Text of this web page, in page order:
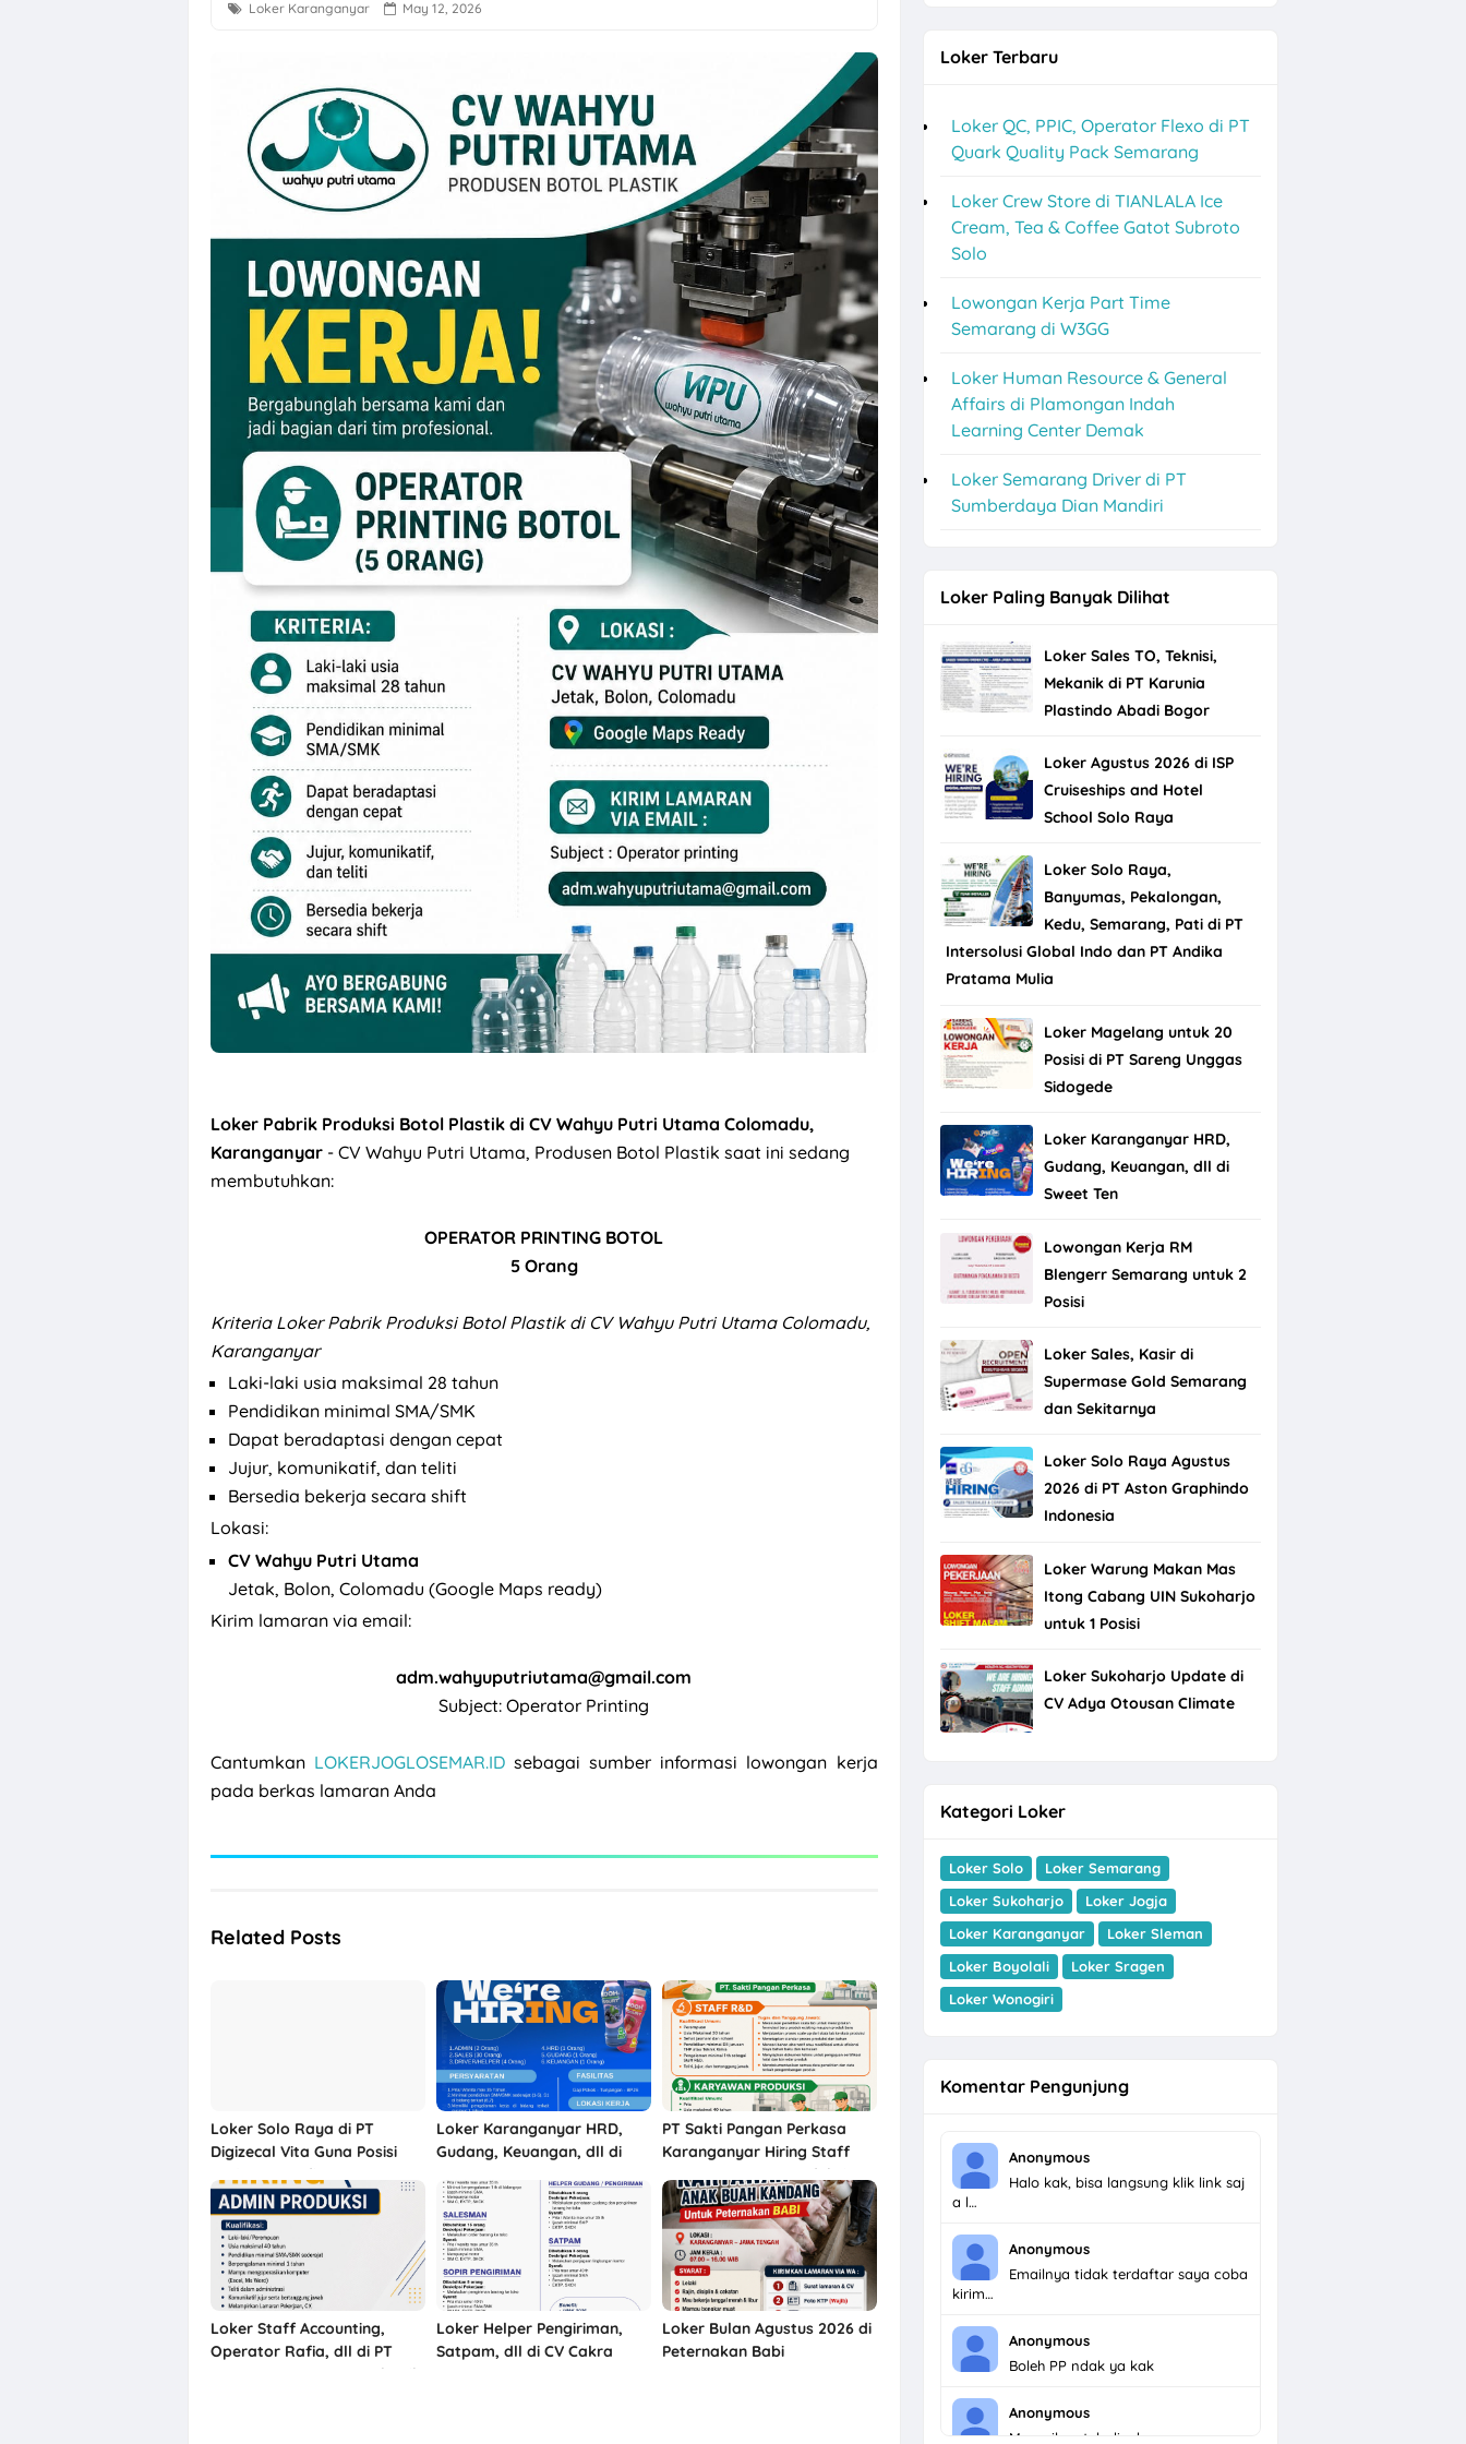
Loker Solo Raya Lulusan S1 di Cerita Rasa Catering & Meeting Room
Loker Bali Driver, Helper, Admin Cabang & Backup di PT Indonesia Plafon Semesta
Loker Agustus 2026 di Astra Daihatsu Klaten & Solo
Loker Karanganyar HRD, Gudang, Keuangan, dll di Sweet Ten
Lowongan Kerja F&B Solo dan Sukoharjo di Es Teh Mas Karebet
Loker Solo Bulan Agustus 2026 di Kosi Kost
Loker Pabrik Pipa PVC Sukoharjo di PT Damai Global Synergy
Lowongan Kerja 10 Posisi di Candi Elektronik Sukoharjo
Loker Pecel Pepe Semarang Posisi Crew Outlet
Loker Sukoharjo untuk 2 Posisi di Chery Solo Baru (PT Pradipta Cakra Buana)
Lowongan Kerja Anak Panah Kopi Yogyakarta untuk 2 Posisi
Loker Karanganyar May 12, 2026
Loker Pabrik Produksi Botol Plastik di CV Wahyu Putri Utama Colomadu,
Karanganyar - CV Wahyu Putri Utama, Produsen Botol Plastik saat ini sedang
membutuhkan:
OPERATOR PRINTING BOTOL
5 Orang
Kriteria Loker Pabrik Produksi Botol Plastik di CV Wahyu Putri Utama Colomadu,
Karanganyar
Laki-laki usia maksimal 28 tahun
Pendidikan minimal SMA/SMK
Dapat beradaptasi dengan cepat
Jujur, komunikatif, dan teliti
Bersedia bekerja secara shift
Lokasi:
CV Wahyu Putri Utama
Jetak, Bolon, Colomadu (Google Maps ready)
Kirim lamaran via email:
adm.wahyuputriutama@gmail.com
Subject: Operator Printing
Cantumkan LOKERJOGLOSEMAR.ID sebagai sumber informasi lowongan kerja
pada berkas lamaran Anda
Related Posts
Loker Solo Raya di PT
Digizecal Vita Guna Posisi
Project Coordinator
Marketing, Live Streamer, dll
Loker Karanganyar HRD,
Gudang, Keuangan, dll di
PT Sakti Pangan Perkasa
Karanganyar Hiring Staff
R&D, Karyawan Produksi
Loker Staff Accounting,
Operator Rafia, dll di PT
Langgeng Nusantara Plastik
Loker Helper Pengiriman,
Satpam, dll di CV Cakra
Loker Bulan Agustus 2026 di
Peternakan Babi
Loker Terbaru
Loker QC, PPIC, Operator Flexo di PT
Quark Quality Pack Semarang
Loker Crew Store di TIANLALA Ice
Cream, Tea & Coffee Gatot Subroto
Solo
Lowongan Kerja Part Time
Semarang di W3GG
Loker Human Resource & General
Affairs di Plamongan Indah
Learning Center Demak
Loker Semarang Driver di PT
Sumberdaya Dian Mandiri
Loker Paling Banyak Dilihat
Loker Sales TO, Teknisi,
Mekanik di PT Karunia
Plastindo Abadi Bogor
Loker Agustus 2026 di ISP
Cruiseships and Hotel
School Solo Raya
Loker Solo Raya,
Banyumas, Pekalongan,
Kedu, Semarang, Pati di PT
Intersolusi Global Indo dan PT Andika
Pratama Mulia
Loker Magelang untuk 20
Posisi di PT Sareng Unggas
Sidogede
Loker Karanganyar HRD,
Gudang, Keuangan, dll di
Sweet Ten
Lowongan Kerja RM
Blengerr Semarang untuk 2
Posisi
Loker Sales, Kasir di
Supermase Gold Semarang
dan Sekitarnya
Loker Solo Raya Agustus
2026 di PT Aston Graphindo
Indonesia
Loker Warung Makan Mas
Itong Cabang UIN Sukoharjo
untuk 1 Posisi
Loker Sukoharjo Update di
CV Adya Otousan Climate
Kategori Loker
Loker Solo
Loker Semarang
Loker Sukoharjo
Loker Jogja
Loker Karanganyar
Loker Sleman
Loker Boyolali
Loker Sragen
Loker Wonogiri
Komentar Pengunjung
Anonymous
Halo kak, bisa langsung klik link saj
a l…
Anonymous
Emailnya tidak terdaftar saya coba
kirim…
Anonymous
Boleh PP ndak ya kak
Anonymous
Menarik untuk dicoba